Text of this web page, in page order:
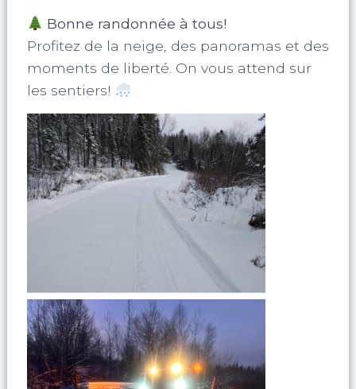
Bonne randonnée à tous!
Profitez de la neige, des panoramas et des
moments de liberté. On vous attend sur
les sentiers!